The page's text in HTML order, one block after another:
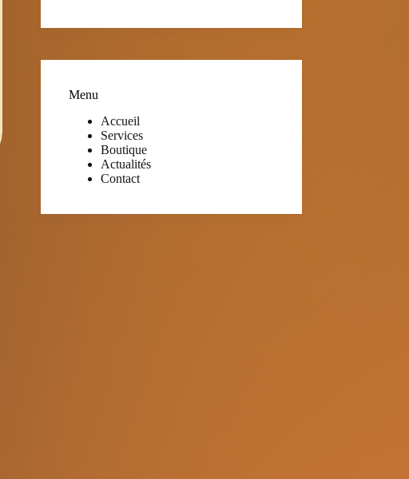
Menu
Accueil
Services
Boutique
Actualités
Contact